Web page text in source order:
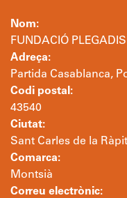
Nom:
FUNDACIÓ PLEGADIS
Adreça:
Partida Casablanca,
Codi postal:
43540
Ciutat:
Sant Carles de la
Comarca:
Montsià
Correu electrònic: